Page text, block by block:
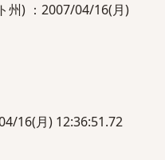
州) ：2007/04/16(月)
16(月) 12:36:51.72